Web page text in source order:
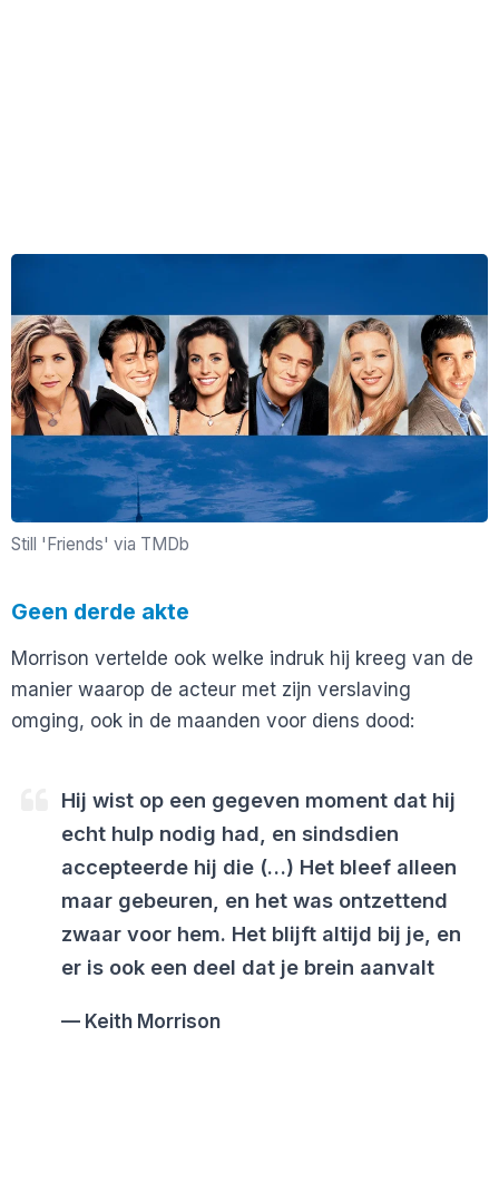
Still 'Friends' via TMDb
Geen derde akte
Morrison vertelde ook welke indruk hij kreeg van de
manier waarop de acteur met zijn verslaving
omging, ook in de maanden voor diens dood:
Hij wist op een gegeven moment dat hij
echt hulp nodig had, en sindsdien
accepteerde hij die (…) Het bleef alleen
maar gebeuren, en het was ontzettend
zwaar voor hem. Het blijft altijd bij je, en
er is ook een deel dat je brein aanvalt
Keith Morrison